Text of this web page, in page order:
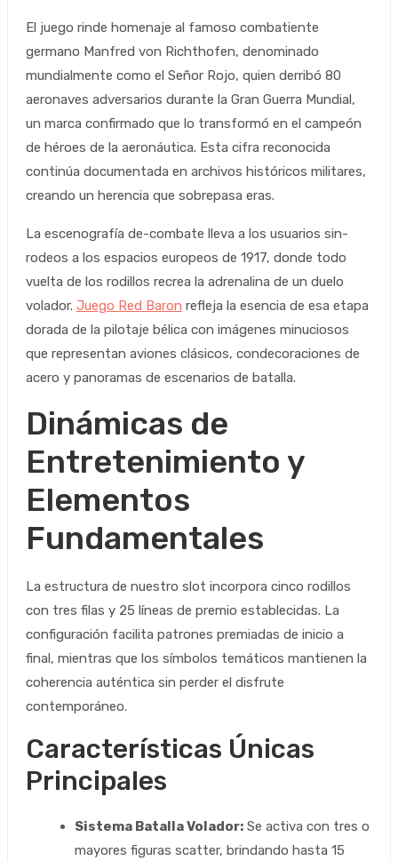
El juego rinde homenaje al famoso combatiente
germano Manfred von Richthofen, denominado
mundialmente como el Señor Rojo, quien derribó 80
aeronaves adversarios durante la Gran Guerra Mundial,
un marca confirmado que lo transformó en el campeón
de héroes de la aeronáutica. Esta cifra reconocida
continúa documentada en archivos históricos militares,
creando un herencia que sobrepasa eras.
La escenografía de-combate lleva a los usuarios sin-
rodeos a los espacios europeos de 1917, donde todo
vuelta de los rodillos recrea la adrenalina de un duelo
volador. Juego Red Baron refleja la esencia de esa etapa
dorada de la pilotaje bélica con imágenes minuciosos
que representan aviones clásicos, condecoraciones de
acero y panoramas de escenarios de batalla.
Dinámicas de
Entretenimiento y
Elementos
Fundamentales
La estructura de nuestro slot incorpora cinco rodillos
con tres filas y 25 líneas de premio establecidas. La
configuración facilita patrones premiadas de inicio a
final, mientras que los símbolos temáticos mantienen la
coherencia auténtica sin perder el disfrute
contemporáneo.
Características Únicas
Principales
Sistema Batalla Volador: Se activa con tres o
mayores figuras scatter, brindando hasta 15